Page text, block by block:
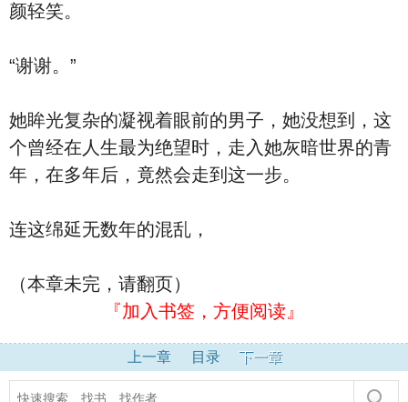
颜轻笑。
“谢谢。”
她眸光复杂的凝视着眼前的男子，她没想到，这
个曾经在人生最为绝望时，走入她灰暗世界的青
年，在多年后，竟然会走到这一步。
连这绵延无数年的混乱，
（本章未完，请翻页）
『加入书签，方便阅读』
上一章 目录 下一章